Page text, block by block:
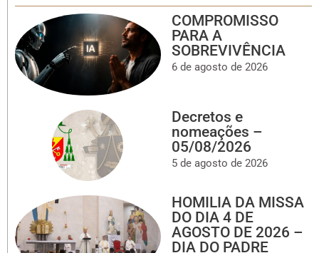
COMPROMISSO
PARA A
SOBREVIVÊNCIA
6 de agosto de 2026
Decretos e
nomeações –
05/08/2026
5 de agosto de 2026
HOMILIA DA MISSA
DO DIA 4 DE
AGOSTO DE 2026 –
DIA DO PADRE